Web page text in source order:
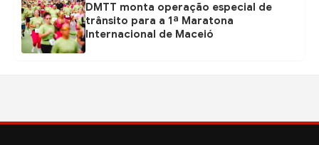
DMTT monta operação especial de
trânsito para a 1ª Maratona
Internacional de Maceió